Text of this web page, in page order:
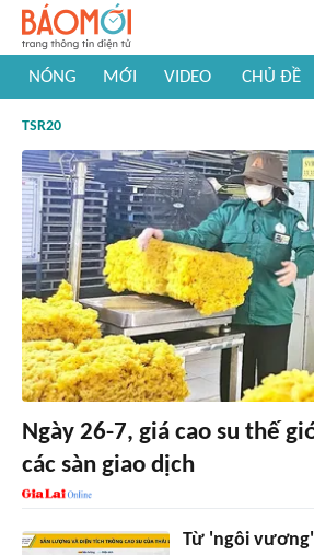
NÓNG MỚI VIDEO CHỦ ĐỀ
#Khám phá thế giới
TSR20
Ngày 26-7, giá cao su thế
các sàn giao dịch
Từ 'ngôi